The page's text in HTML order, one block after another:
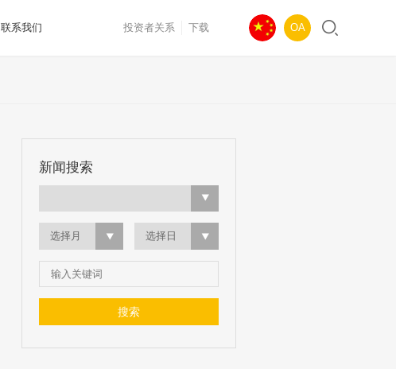
联系我们 投资者关系 下载 OA
新闻搜索
选择月 选择日